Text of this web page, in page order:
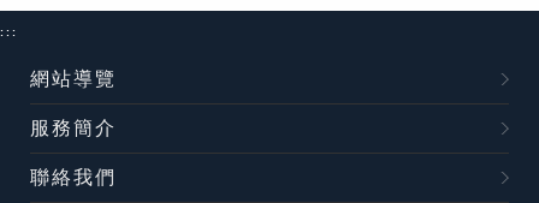
:::
網站導覽
服務簡介
聯絡我們